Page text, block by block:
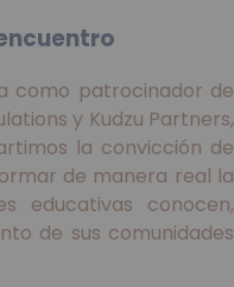
como patrocinador de
y Kudzu Partners,
la convicción de
de manera real la
educativas conocen,
de sus comunidades